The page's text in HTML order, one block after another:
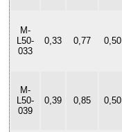
M-
L50-
033
0,33 0,77 0,50
M-
L50-
039
0,39 0,85 0,50